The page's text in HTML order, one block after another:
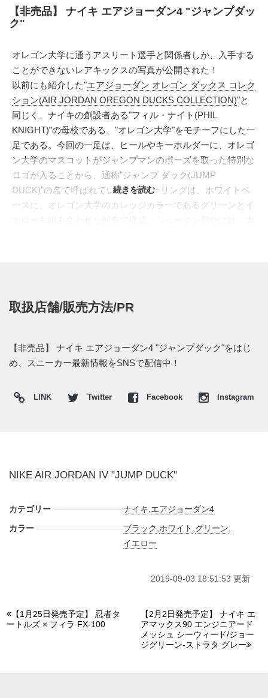
【非売品】 ナイキ エアジョーダン4 "ジャンプダッ
ク"
オレゴン大学に通うアスリート選手と関係者しか、入手する
ことができないレアキックスの写真が公開された！
以前にも紹介した"エアジョーダン オレゴン ダックス コレク
ション(AIR JORDAN OREGON DUCKS COLLECTION)"と
同じく、ナイキの創設者ある"フィル・ナイト(PHIL
KNIGHT)”の母校である、"オレゴン大学"をモチーフにした一
足である。今回の一足は、ヒールやキーホルダーに、オレゴ
ン大学のマスコットがジャンプマンのポーズを取った特別な
ロゴが入ることから、通称"ジャンプ ダック(JUMP
DUCK)"の名で呼ばれている。カラーリングは、ホワイトベ
ースに、オレゴン大学のカレッジカラーであるグリーンとイ
続きを読む
取扱店舗/販売方法/PR
【非売品】 ナイキ エアジョーダン4 "ジャンプダック"をはじ
め、スニーカー最新情報をSNSで配信中！
LINK Twitter Facebook Instagram
NIKE AIR JORDAN IV "JUMP DUCK"
カテゴリー ナイキ エアジョーダン4
カラー
ブラック ホワイト グリーン
イエロー
2019-09-03 18:51:53 更新
【1月25日発売予定】 忍者タ
ートルズ × フィラ FX-100
【2月2日発売予定】 ナイキ エ
アマックス90 エンジニアード
メッシュ シーウィード/ジョー
ジグリーン-ストラタ グレー